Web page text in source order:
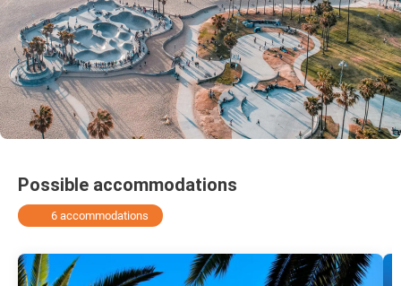
Possible accommodations
6 accommodations